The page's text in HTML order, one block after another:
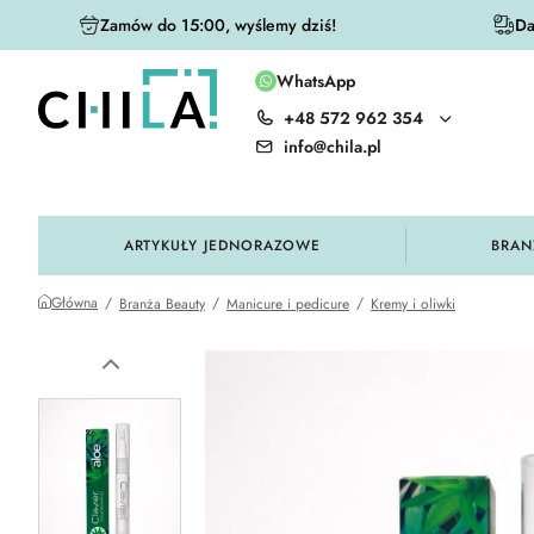
Zamów do 15:00, wyślemy dziś!
WhatsApp
+48 572 962 354
info@chila.pl
ARTYKUŁY JEDNORAZOWE
Główna Branża Beauty Manicure i pedicure Kremy i oliwki